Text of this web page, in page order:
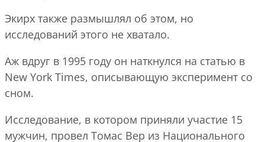
Экирх также размышлял об этом, но
исследований этого не хватало.
Аж вдруг в 1995 году он наткнулся на статью в
New York Times, описывающую эксперимент со
сном.
Исследование, в котором приняли участие 15
мужчин, провел Томас Вер из Национального